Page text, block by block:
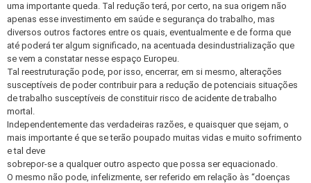
uma importante queda. Tal redução terá, por certo, na sua origem não
apenas esse investimento em saúde e segurança do trabalho, mas
diversos outros factores entre os quais, eventualmente e de forma que
até poderá ter algum significado, na acentuada desindustrialização que
se vem a constatar nesse espaço Europeu.
Tal reestruturação pode, por isso, encerrar, em si mesmo, alterações
susceptíveis de poder contribuir para a redução de potenciais situações
de trabalho susceptíveis de constituir risco de acidente de trabalho
mortal.
Independentemente das verdadeiras razões, e quaisquer que sejam, o
mais importante é que se terão poupado muitas vidas e muito sofrimento
e tal deve
sobrepor-se a qualquer outro aspecto que possa ser equacionado.
O mesmo não pode, infelizmente, ser referido em relação às “doenças